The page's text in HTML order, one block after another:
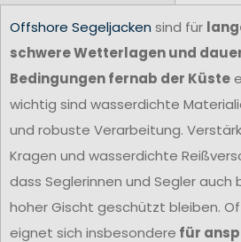
Offshore Segeljacken sind für
schwere Wetterlagen und
Bedingungen fernab der Küste
wichtig sind wasserdichte
und robuste Verarbeitung.
Kragen und wasserdichte
dass Seglerinnen und Segler auch
hoher Gischt geschützt bleiben.
eignet sich insbesondere für